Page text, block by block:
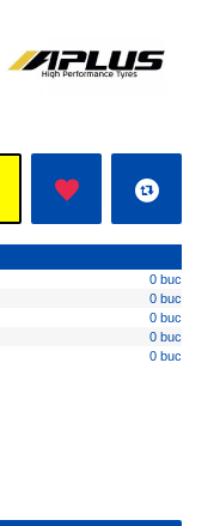
0 buc
0 buc
0 buc
0 buc
0 buc